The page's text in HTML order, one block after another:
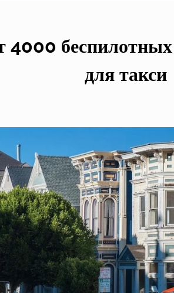
4000
для такси